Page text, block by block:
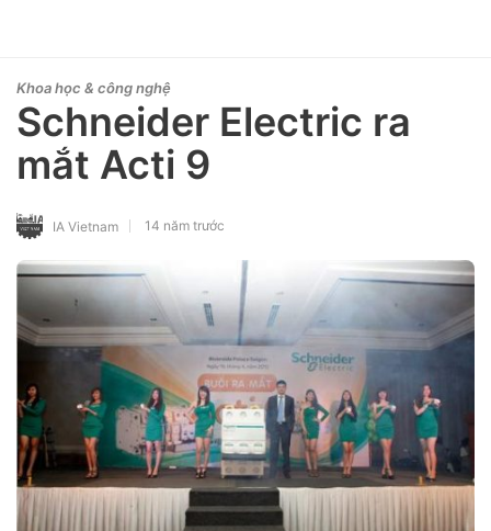
Khoa học & công nghệ
Schneider Electric ra
mắt Acti 9
IA Vietnam 14 năm trước